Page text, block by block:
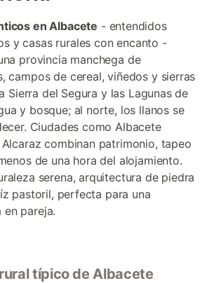
en Albacete - entendidos
y casas rurales con encanto -
provincia manchega de
campos de cereal, viñedos y sierras
Sierra del Segura y las Lagunas de
y bosque; al norte, los llanos se
Ciudades como Albacete
combinan patrimonio, tapeo
de una hora del alojamiento.
serena, arquitectura de piedra
pastoril, perfecta para una
en pareja.
típico de Albacete